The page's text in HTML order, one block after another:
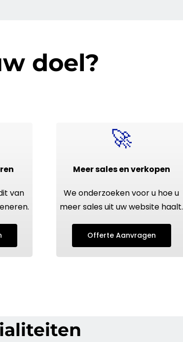
doel?
van
🚀
Meer sales en verkopen
We onderzoeken voor u hoe u
meer sales uit uwwebsite haalt.
Offerte Aanvragen